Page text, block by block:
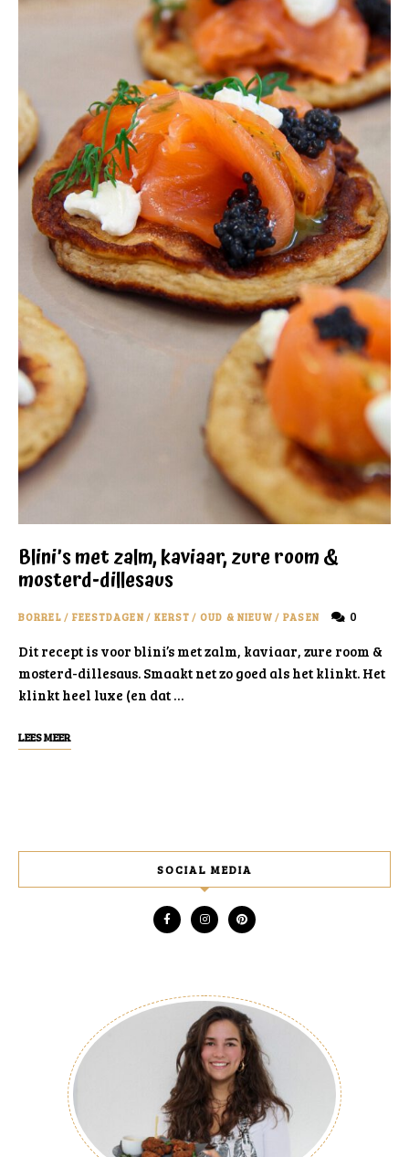
Blini’s met zalm, kaviaar, zure room &
mosterd-dillesaus
BORREL / FEESTDAGEN/ KERST / OUD & NIEUW / PASEN 0
Dit recept is voor blini’s met zalm, kaviaar, zure room &
mosterd-dillesaus. Smaakt net zo goed als het klinkt. Het
klinkt heel luxe (en dat …
LEES MEER
SOCIAL MEDIA